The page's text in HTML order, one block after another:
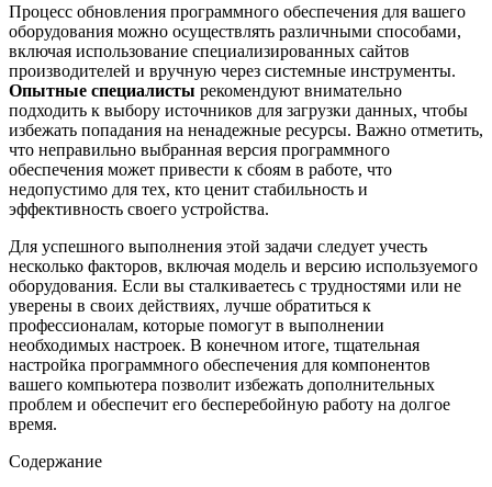
Процесс обновления программного обеспечения для вашего
оборудования можно осуществлять различными способами,
включая использование специализированных сайтов
производителей и вручную через системные инструменты.
Опытные специалисты рекомендуют внимательно
подходить к выбору источников для загрузки данных, чтобы
избежать попадания на ненадежные ресурсы. Важно отметить,
что неправильно выбранная версия программного
обеспечения может привести к сбоям в работе, что
недопустимо для тех, кто ценит стабильность и
эффективность своего устройства.
Для успешного выполнения этой задачи следует учесть
несколько факторов, включая модель и версию используемого
оборудования. Если вы сталкиваетесь с трудностями или не
уверены в своих действиях, лучше обратиться к
профессионалам, которые помогут в выполнении
необходимых настроек. В конечном итоге, тщательная
настройка программного обеспечения для компонентов
вашего компьютера позволит избежать дополнительных
проблем и обеспечит его бесперебойную работу на долгое
время.
Содержание